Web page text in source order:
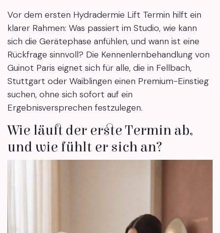
Vor dem ersten Hydradermie Lift Termin hilft ein
klarer Rahmen: Was passiert im Studio, wie kann
sich die Gerätephase anfühlen, und wann ist eine
Rückfrage sinnvoll? Die Kennenlernbehandlung von
Guinot Paris eignet sich für alle, die in Fellbach,
Stuttgart oder Waiblingen einen Premium-Einstieg
suchen, ohne sich sofort auf ein
Ergebnisversprechen festzulegen.
Wie läuft der erste Termin ab,
und wie fühlt er sich an?